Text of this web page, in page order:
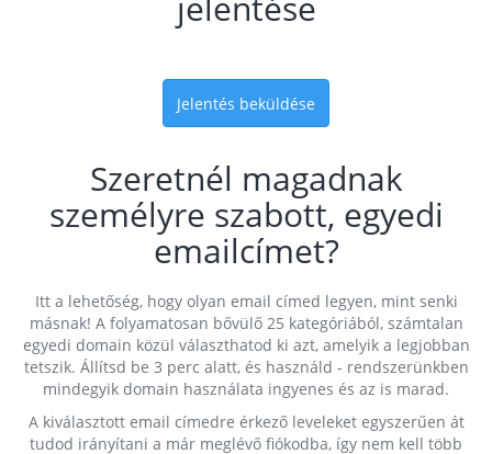
Jelentés beküldése
Szeretnél magadnak
személyre szabott, egyedi
emailcímet?
Itt a lehetőség, hogy olyan email címed legyen, mint senki
másnak! A folyamatosan bővülő 25 kategóriából, számtalan
egyedi domain közül választhatod ki azt, amelyik a legjobban
tetszik. Állítsd be 3 perc alatt, és használd - rendszerünkben
mindegyik domain használata ingyenes és az is marad.
A kiválasztott email címedre érkező leveleket egyszerűen át
tudod irányítani a már meglévő fiókodba, így nem kell több